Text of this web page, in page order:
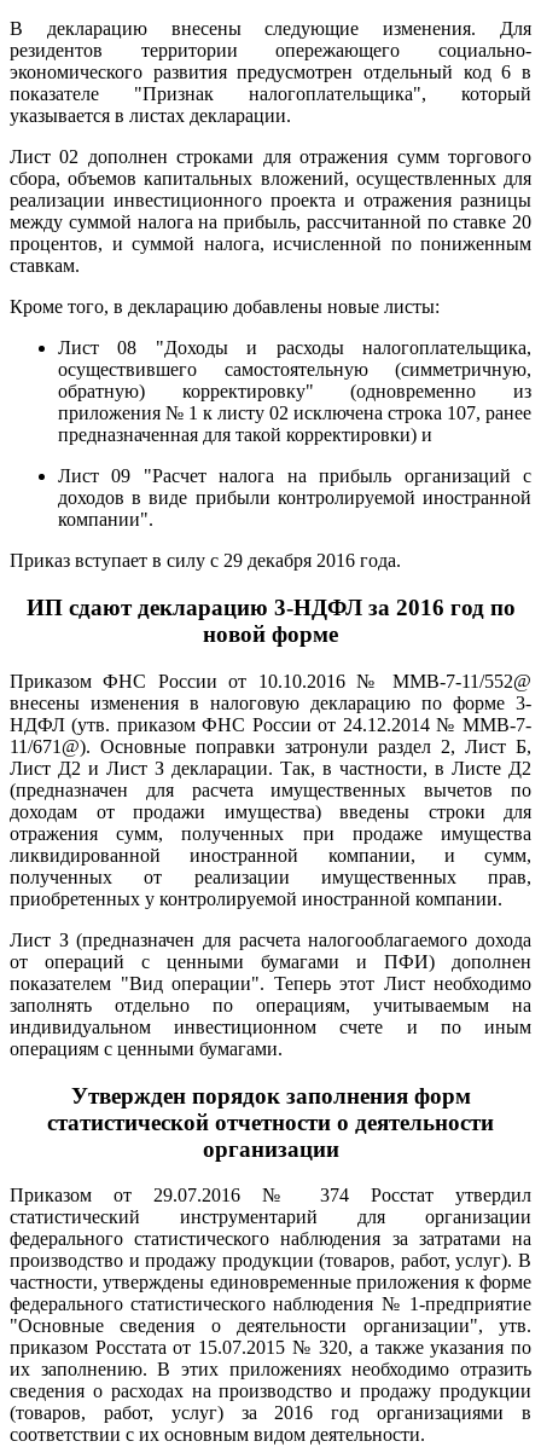
В декларацию внесены следующие изменения. Для
резидентов территории опережающего социально-
экономического развития предусмотрен отдельный код 6 в
показателе "Признак налогоплательщика", который
указывается в листах декларации.
Лист 02 дополнен строками для отражения сумм торгового
сбора, объемов капитальных вложений, осуществленных для
реализации инвестиционного проекта и отражения разницы
между суммой налога на прибыль, рассчитанной по ставке 20
процентов, и суммой налога, исчисленной по пониженным
ставкам.
Кроме того, в декларацию добавлены новые листы:
Лист 08 "Доходы и расходы налогоплательщика,
осуществившего самостоятельную (симметричную,
обратную) корректировку" (одновременно из
приложения № 1 к листу 02 исключена строка 107, ранее
предназначенная для такой корректировки) и
Лист 09 "Расчет налога на прибыль организаций с
доходов в виде прибыли контролируемой иностранной
компании".
Приказ вступает в силу с 29 декабря 2016 года.
ИП сдают декларацию 3-НДФЛ за 2016 год по
новой форме
Приказом ФНС России от 10.10.2016 № ММВ-7-11/552@
внесены изменения в налоговую декларацию по форме 3-
НДФЛ (утв. приказом ФНС России от 24.12.2014 № ММВ-7-
11/671@). Основные поправки затронули раздел 2, Лист Б,
Лист Д2 и Лист З декларации. Так, в частности, в Листе Д2
(предназначен для расчета имущественных вычетов по
доходам от продажи имущества) введены строки для
отражения сумм, полученных при продаже имущества
ликвидированной иностранной компании, и сумм,
полученных от реализации имущественных прав,
приобретенных у контролируемой иностранной компании.
Лист З (предназначен для расчета налогооблагаемого дохода
от операций с ценными бумагами и ПФИ) дополнен
показателем "Вид операции". Теперь этот Лист необходимо
заполнять отдельно по операциям, учитываемым на
индивидуальном инвестиционном счете и по иным
операциям с ценными бумагами.
Утвержден порядок заполнения форм
статистической отчетности о деятельности
организации
Приказом от 29.07.2016 № 374 Росстат утвердил
статистический инструментарий для организации
федерального статистического наблюдения за затратами на
производство и продажу продукции (товаров, работ, услуг). В
частности, утверждены единовременные приложения к форме
федерального статистического наблюдения № 1-предприятие
"Основные сведения о деятельности организации", утв.
приказом Росстата от 15.07.2015 № 320, а также указания по
их заполнению. В этих приложениях необходимо отразить
сведения о расходах на производство и продажу продукции
(товаров, работ, услуг) за 2016 год организациями в
соответствии с их основным видом деятельности.